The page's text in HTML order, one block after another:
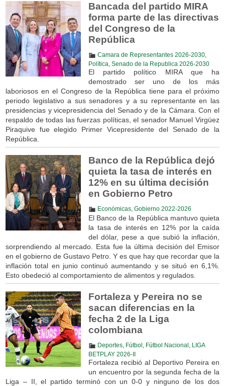
Bancada del partido MIRA
forma parte de las directivas
del Congreso de la
República
Camara de Representantes 2026-2030,
Política Senado de la Republica 2026-2030
El partido político MIRA que ha
demostrado ser uno de los más
laboriosos en el Congreso de la República tiene para el próximo
periodo legislativo a sus senadores y a su representante en las
presidencias y vicepresidencia del Senado y de la Cámara. Con el
respaldo de todas las fuerzas políticas, el senador Manuel Virgüez
Piraquive fue elegido Primer Vicepresidente del Senado de la
República.
Banco de la República dejó
quieta la tasa de interés en
12% en su última decisión
en Gobierno Petro
Económicas, Gobierno 2022-2026
El Banco de la República mantuvo quieta
la tasa de interés en 12% por la caída
del dólar, pese a que subió la inflación,
sorprendiendo al mercado. Esta fue la última decisión del Emisor
en el gobierno de Gustavo Petro. Y es que hay que recordar que la
inflación total en junio continuó aumentando y se situó en 6,1%.
Esto obedeció al comportamiento de alimentos y regulados.
Fortaleza y Pereira no se
sacan diferencias en la
fecha 2 de la Liga
colombiana
Deportes, Fútbol Fútbol Nacional
LIGA
BETPLAY 2026-II
Fortaleza recibió al Deportivo Pereira en
un encuentro por la segunda fecha de la
Liga – II, el partido terminó con un 0-0 y ninguno de los dos